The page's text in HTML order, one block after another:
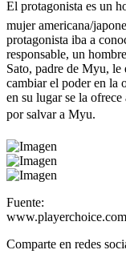
El protagonista es un
mujer americana/
protagonista iba a
responsable, un
Sato, padre de Myu, le
cambiar el poder en la
en su lugar se la
por salvar a Myu.
Fuente:
www.playerchoice.com
Comparte en redes